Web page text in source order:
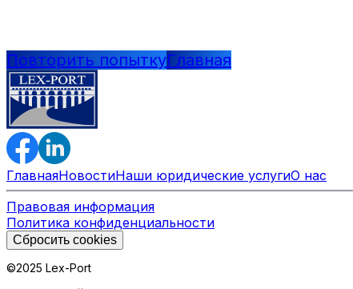
Повторить попыткуГлавная
ГлавнаяНовостиНаши юридические услугиО нас
Правовая информация
Политика конфиденциальности
Сбросить cookies
©2025 Lex-Port